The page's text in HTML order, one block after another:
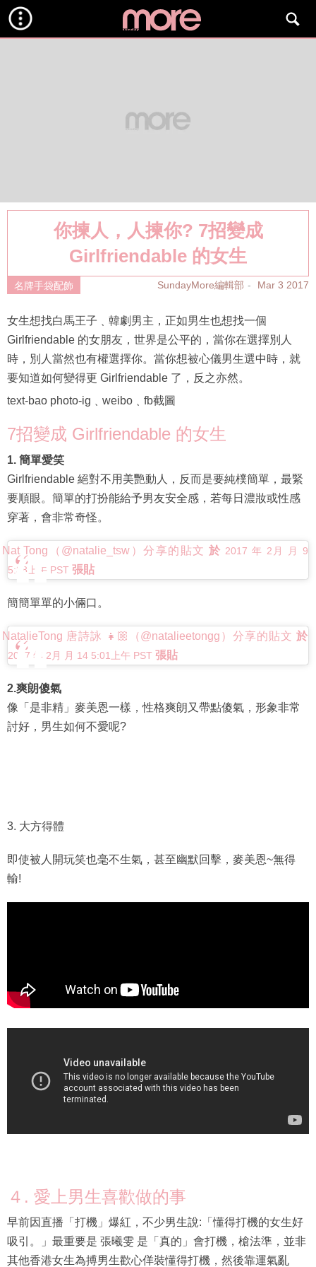
你揀人，人揀你? 7招變成
Girlfriendable 的女生
名牌手袋配飾 SundayMore編輯部 Mar 3 2017
女生想找白馬王子﹑韓劇男主，正如男生也想找一個
Girlfriendable 的女朋友，世界是公平的，當你在選擇別人
時，別人當然也有權選擇你。當你想被心儀男生選中時，就
要知道如何變得更 Girlfriendable 了，反之亦然。
text-bao photo-ig﹑weibo﹑fb截圖
7招變成 Girlfriendable 的女生
1. 簡單愛笑
Girlfriendable 絕對不用美艷動人，反而是要純樸簡單，最緊
要順眼。簡單的打扮能給予男友安全感，若每日濃妝或性感
穿著，會非常奇怪。
Nat Tong（@natalie_tsw）分享的貼文 於 2017 年 2月 月 9
5:38上午 PST 張貼
簡簡單單的小倆口。
NatalieTong 唐詩詠 👧🏼（@natalieetongg）分享的貼文 於
2017 年 2月 月 14 5:01上午 PST 張貼
2.爽朗傻氣
像「是非精」麥美恩一樣，性格爽朗又帶點傻氣，形象非常
討好，男生如何不愛呢?
3. 大方得體
即使被人開玩笑也毫不生氣，甚至幽默回擊，麥美恩~無得
輸!
４. 愛上男生喜歡做的事
早前因直播「打機」爆紅，不少男生說:「懂得打機的女生好
吸引。」最重要是 張曦雯 是「真的」會打機，槍法準，並非
其他香港女生為搏男生歡心佯裝懂得打機，然後靠運氣亂